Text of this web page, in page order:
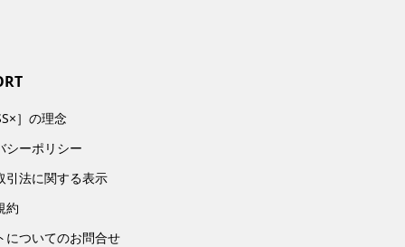
］の理念
シーポリシー
引法に関する表示
約
についてのお問合せ